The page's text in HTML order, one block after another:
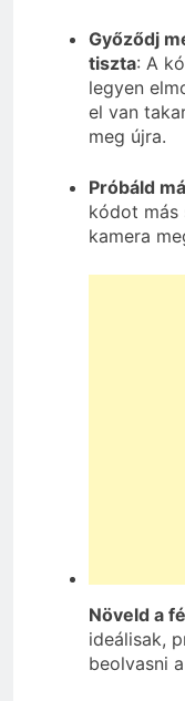
Győződj
tiszta: A
legyen
el van
meg újra.
Próbáld
kódot más
kamera
Növeld a
ideálisak,
beolvasni